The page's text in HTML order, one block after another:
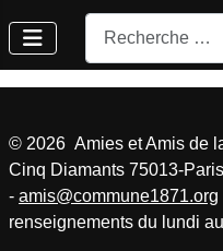
Rechercher
© 2026 Amies et Amis de
Cinq Diamants 75013-
- amis@commune1871.org
renseignements du lundi